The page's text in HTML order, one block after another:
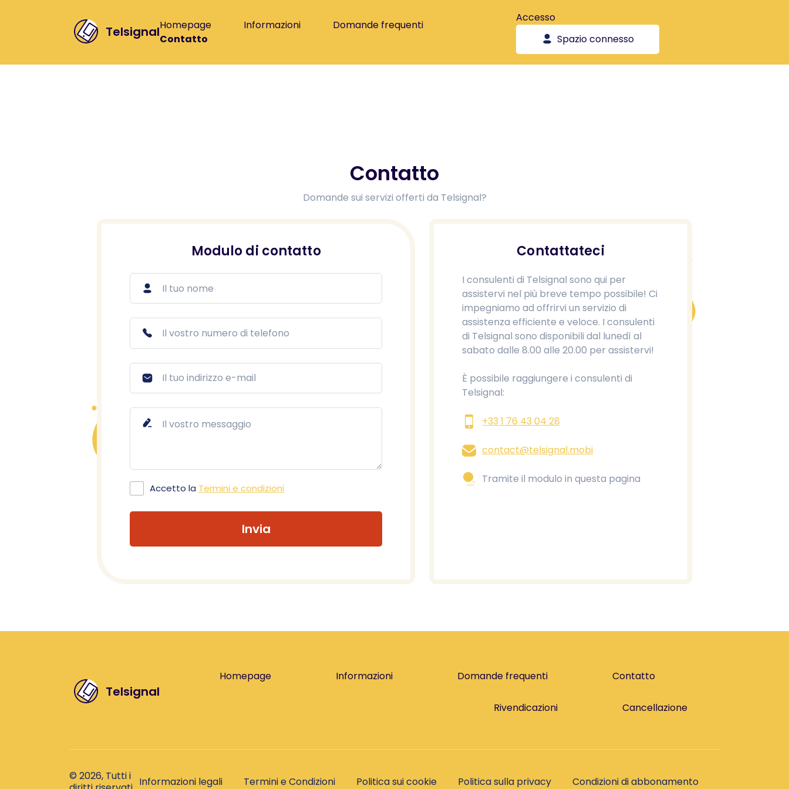
TelsignalHomepage Informazioni
Domande frequenti
Contatto
Accesso
Spazio connesso
Contatto
Domande sui servizi offerti da Telsignal?
Modulo di contatto
Accetto la Termini e condizioni
Invia
Contattateci
I consulenti di Telsignal sono qui per
assistervi nel più breve tempo possibile! Ci
impegniamo ad offrirvi un servizio di
assistenza efficiente e veloce. I consulenti
di Telsignal sono disponibili dal lunedì al
sabato dalle 8.00 alle 20.00 per assistervi!
È possibile raggiungere i consulenti di
Telsignal:
+33 1 76 43 04 28
contact@telsignal.mobi
Tramite il modulo in questa pagina
Telsignal
Homepage Informazioni Domande frequenti Contatto
Rivendicazioni Cancellazione
© 2026, Tutti i
Informazioni legali Termini e Condizioni Politica sui cookie Politica sulla privacy Condizioni di abbonamento